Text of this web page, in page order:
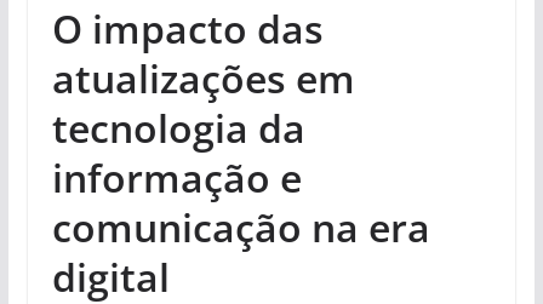
O impacto das
atualizações em
tecnologia da
informação e
comunicação na era
digital